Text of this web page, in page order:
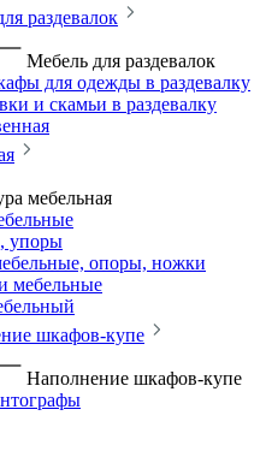
раздевалок
Мебель для раздевалок
для одежды в раздевалку
и скамьи в раздевалку
мебельная
упоры
опоры, ножки
мебельные
шкафов-купе
Наполнение шкафов-купе